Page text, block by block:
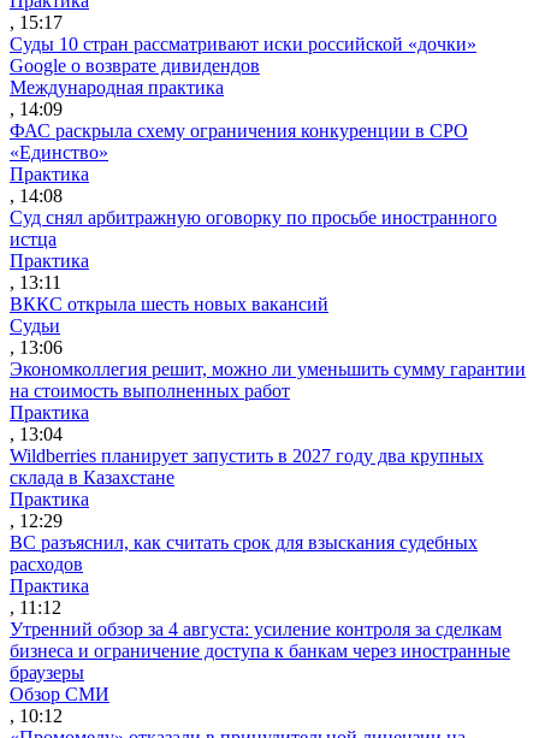
, 15:17
Суды 10 стран рассматривают иски российской «дочки»
Google о возврате дивидендов
Международная практика
, 14:09
ФАС раскрыла схему ограничения конкуренции в СРО
«Единство»
Практика
, 14:08
Суд снял арбитражную оговорку по просьбе иностранного
истца
Практика
, 13:11
ВККС открыла шесть новых вакансий
Судьи
, 13:06
Экономколлегия решит, можно ли уменьшить сумму гарантии
на стоимость выполненных работ
Практика
, 13:04
Wildberries планирует запустить в 2027 году два крупных
склада в Казахстане
Практика
, 12:29
ВС разъяснил, как считать срок для взыскания судебных
расходов
Практика
, 11:12
Утренний обзор за 4 августа: усиление контроля за сделкам
бизнеса и ограничение доступа к банкам через иностранные
браузеры
Обзор СМИ
, 10:12